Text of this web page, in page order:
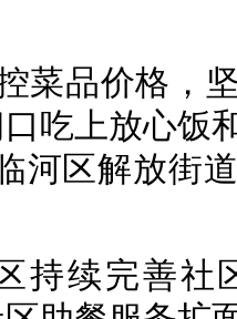
菜品价格，
吃上放心饭
河区解放街
持续完善社